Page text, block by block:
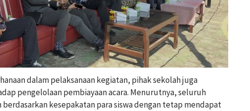
dalam pelaksanaan kegiatan, pihak sekolah juga
pengelolaan pembiayaan acara. Menurutnya, seluruh
kesepakatan para siswa dengan tetap mendapat